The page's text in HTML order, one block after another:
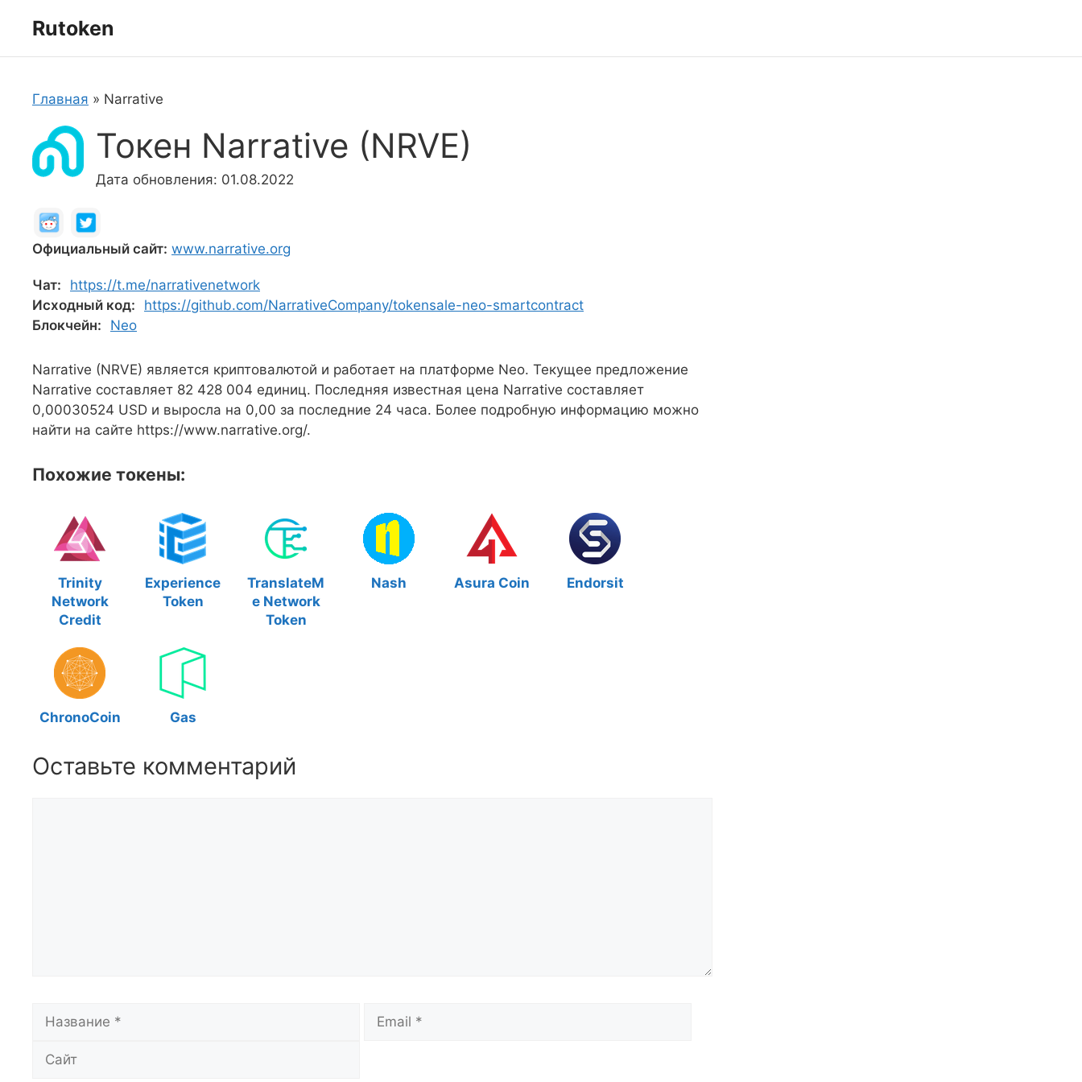
Rutoken
Главная » Narrative
Токен Narrative (NRVE)
Дата обновления: 01.08.2022
Официальный сайт: www.narrative.org
Чат:
https://t.me/narrativenetwork
Исходный код:
https://github.com/NarrativeCompany/tokensale-neo-smartcontract
Блокчейн:
Neo
Narrative (NRVE) является криптовалютой и работает на платформе Neo. Текущее предложение
Narrative составляет 82 428 004 единиц. Последняя известная цена Narrative составляет
0,00030524 USD и выросла на 0,00 за последние 24 часа. Более подробную информацию можно
найти на сайте https://www.narrative.org/.
Похожие токены:
Trinity
Network
Credit
Experience
Token
TranslateM
e Network
Token
Nash Asura Coin Endorsit
ChronoCoin Gas
Оставьте комментарий